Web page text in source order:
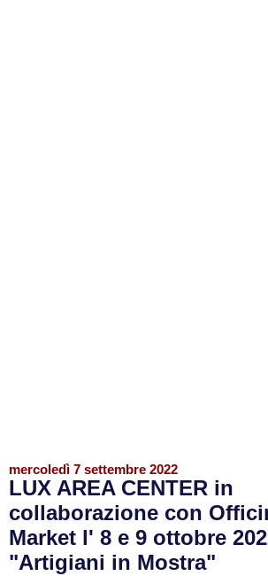
mercoledì 7 settembre 2022
LUX AREA CENTER in
collaborazione con
Market l' 8 e 9 ottobre
"Artigiani in Mostra"